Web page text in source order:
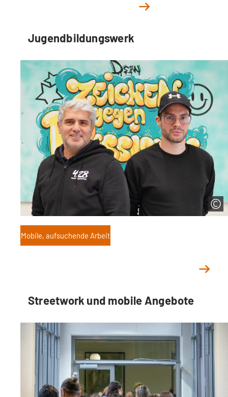
Jugendbildungswerk
Mobile, aufsuchende Arbeit
Streetwork und mobile Angebote